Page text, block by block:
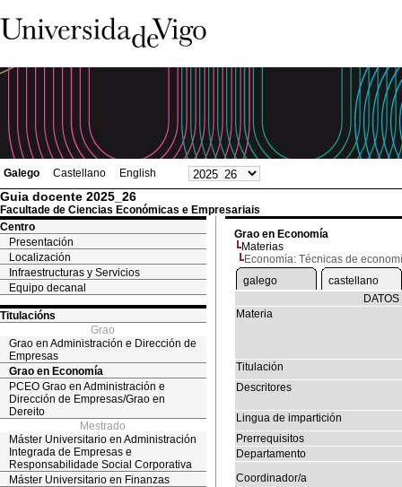
Galego Castellano English
Guia docente 2025_26
Facultade de Ciencias Económicas e Empresariais
Centro
Presentación
Localización
Infraestructuras y Servicios
Equipo decanal
Titulacións
Grao
Grao en Administración e Dirección de
Empresas
Grao en Economía
PCEO Grao en Administración e
Dirección de Empresas/Grao en
Dereito
Mestrado
Máster Universitario en Administración
Integrada de Empresas e
Responsabilidade Social Corporativa
Máster Universitario en Finanzas
Grao en Economía
Materias
Economía: Técnicas de
galego
castellano
Materia
Titulación
Descritores
Lingua de impartición
Prerrequisitos
Departamento
Coordinador/a